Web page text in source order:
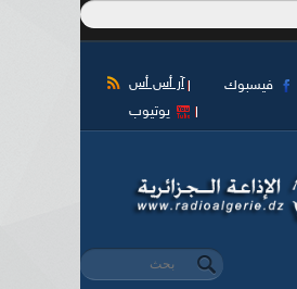
آر أس أس فيسبوك
يوتيوب
استمارة البحث
‏بحث ‏